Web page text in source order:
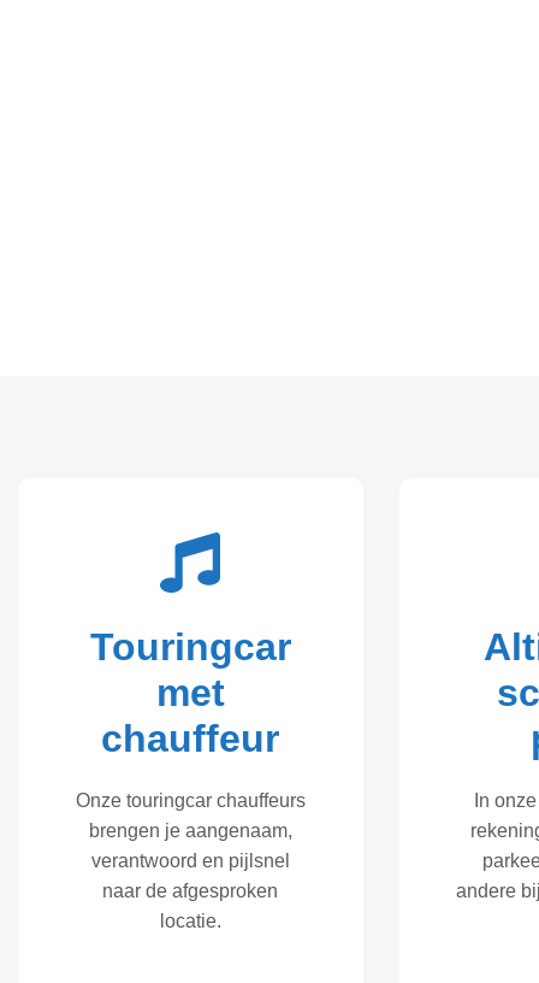
Touringcar
met
chauffeur
Onze touringcar chauffeurs
brengen je aangenaam,
verantwoord en pijlsnel
naar de afgesproken
locatie.
In
andere